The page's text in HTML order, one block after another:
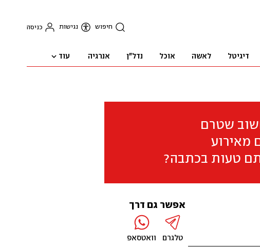
חיפוש נגישות כניסה
דיגיטל לאשה אוכל נדל"ן אנרגיה עוד
שטרם
מאירוע
טעות בכתבה?
אפשר גם דרך
טלגרם וואטסאפ